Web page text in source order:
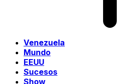
Venezuela
Mundo
EEUU
Sucesos
Show